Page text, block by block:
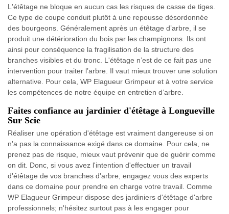
L'étêtage ne bloque en aucun cas les risques de casse de tiges.
Ce type de coupe conduit plutôt à une repousse désordonnée
des bourgeons. Généralement après un étêtage d’arbre, il se
produit une détérioration du bois par les champignons. Ils ont
ainsi pour conséquence la fragilisation de la structure des
branches visibles et du tronc. L'étêtage n’est de ce fait pas une
intervention pour traiter l’arbre. Il vaut mieux trouver une solution
alternative. Pour cela, WP Elagueur Grimpeur et à votre service
les compétences de notre équipe en entretien d’arbre.
Faites confiance au jardinier d'étêtage à Longueville
Sur Scie
Réaliser une opération d'étêtage est vraiment dangereuse si on
n'a pas la connaissance exigé dans ce domaine. Pour cela, ne
prenez pas de risque, mieux vaut prévenir que de guérir comme
on dit. Donc, si vous avez l'intention d'effectuer un travail
d'étêtage de vos branches d'arbre, engagez vous des experts
dans ce domaine pour prendre en charge votre travail. Comme
WP Elagueur Grimpeur dispose des jardiniers d'étêtage d'arbre
professionnels; n'hésitez surtout pas à les engager pour